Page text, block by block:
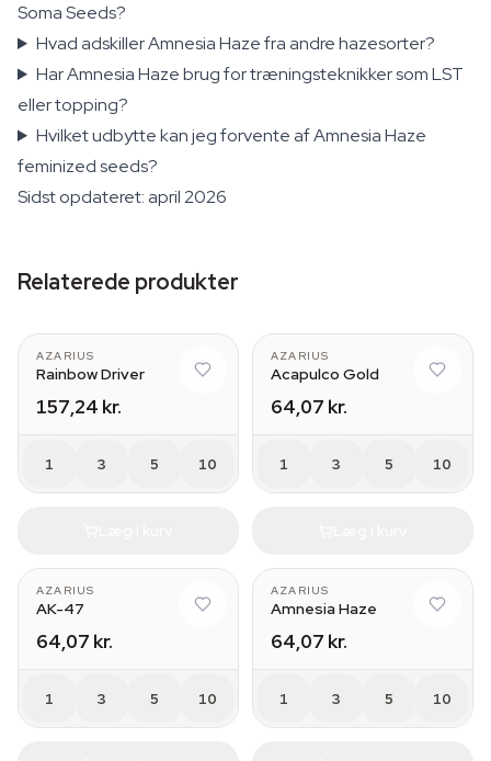
Soma Seeds?
Hvad adskiller Amnesia Haze fra andre hazesorter?
Har Amnesia Haze brug for træningsteknikker som LST
eller topping?
Hvilket udbytte kan jeg forvente af Amnesia Haze
feminized seeds?
Sidst opdateret: april 2026
Relaterede produkter
AZARIUS
Rainbow Driver
157,24 kr.
1 3 5 10
AZARIUS
Acapulco Gold
64,07 kr.
1 3 5 10
AZARIUS
AK-47
64,07 kr.
1 3 5 10
AZARIUS
Amnesia Haze
64,07 kr.
1 3 5 10